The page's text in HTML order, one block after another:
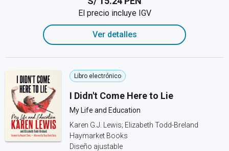
El precio incluye IGV
Ver detalles
Libro electrónico
I Didn't Come Here to Lie
My Life and Education
Karen G.J. Lewis; Elizabeth Todd-Breland
Haymarket Books
Diseño ajustable